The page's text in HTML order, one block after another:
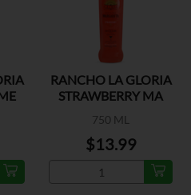
RANCHO LA GLORIA
STRAWBERRY MA
750 ML
$13.99